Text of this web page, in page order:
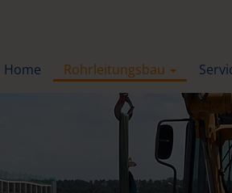
Home Rohrleitungsbau